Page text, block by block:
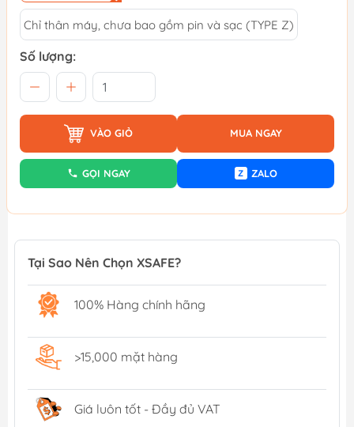
Chỉ thân máy, chưa bao gồm pin và sạc (TYPE Z)
Số lượng:
VÀO GIỎ MUA NGAY
GỌI NGAY Z ZALO
Tại Sao Nên Chọn XSAFE?
100% Hàng chính hãng
>15,000 mặt hàng
Giá luôn tốt - Đầy đủ VAT